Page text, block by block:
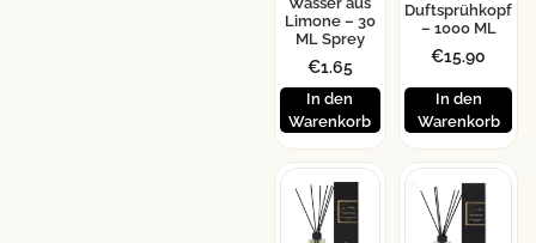
Limone – 30
ML Sprey
€1.65
In den
Warenkorb
Duftsprühkopf
– 1000 ML
€15.90
In den
Warenkorb